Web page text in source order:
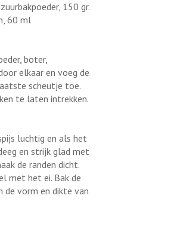
150 gr.
60 ml
boter,
elkaar en voeg de
scheutje toe.
te laten intrekken.
luchtig en als het
en strijk glad met
de randen dicht.
met het ei. Bak de
de vorm en dikte van